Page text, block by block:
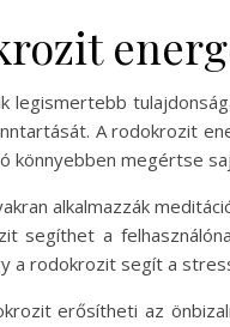
legismertebb
A rodokrozit
könnyebben megértse
alkalmazzák
segíthet a
a rodokrozit segít a
erősítheti az